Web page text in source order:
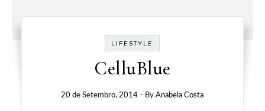
LIFESTYLE
CelluBlue
20 de Setembro, 2014 - ByAnabela Costa